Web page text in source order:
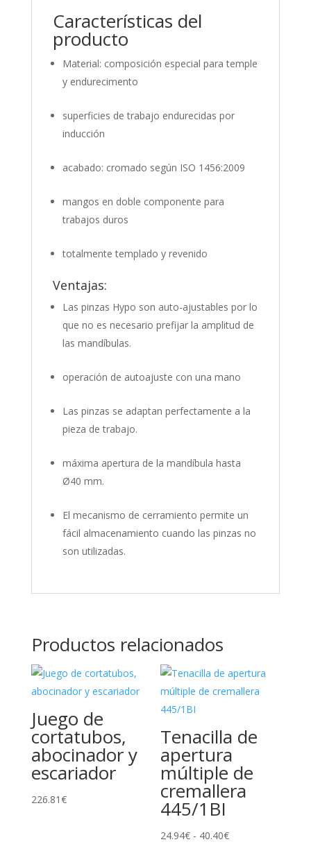
Características del
producto
Material: composición especial para temple
y endurecimento
superficies de trabajo endurecidas por
inducción
acabado: cromado según ISO 1456:2009
mangos en doble componente para
trabajos duros
totalmente templado y revenido
Ventajas:
Las pinzas Hypo son auto-ajustables por lo
que no es necesario prefijar la amplitud de
las mandíbulas.
operación de autoajuste con una mano
Las pinzas se adaptan perfectamente a la
pieza de trabajo.
máxima apertura de la mandíbula hasta
Ø40 mm.
El mecanismo de cerramiento permite un
fácil almacenamiento cuando las pinzas no
son utilizadas.
Productos relacionados
Juego de
cortatubos,
abocinador y
escariador
226.81€
Tenacilla de
apertura
múltiple de
cremallera
445/1BI
24.94€ - 40.40€Rango